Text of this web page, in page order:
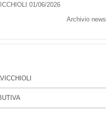
01/06/2026
Archivio news